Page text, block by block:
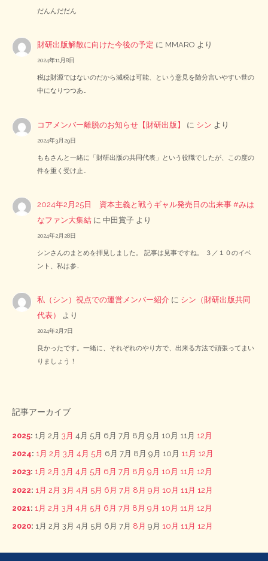
だんんだだん
財研出版解散に向けた今後の予定 に MMARO より
2024年11月8日
税は財源ではないのだから減税は可能、という意見を随分言いやすい世の
中になりつつあ…
コアメンバー離脱のお知らせ【財研出版】 に シン より
2024年3月29日
ももさんと一緒に「財研出版の共同代表」という役職でしたが、この度の
件を重く受け止…
2024年2月25日 資本主義と戦うギャル発売日の出来事 #みは
なファン大集結 に中田賞子 より
2024年2月28日
シンさんのまとめを拝見しました。 記事は見事ですね。 ３／１０のイベ
ント、私は参…
私（シン）視点での運営メンバー紹介 に シン（財研出版共同
代表）
より
2024年2月7日
良かったです。一緒に、それぞれのやり方で、出来る方法で頑張ってまい
りましょう！
記事アーカイブ
2025: 1月 2月 3月 4月 5月 6月 7月 8月 9月 10月 11月 12月
2024: 1月 2月 3月 4月 5月 6月 7月 8月 9月 10月 11月 12月
2023: 1月 2月 3月 4月 5月 6月 7月 8月 9月 10月 11月 12月
2022: 1月 2月 3月 4月 5月 6月 7月 8月 9月 10月 11月 12月
2021: 1月 2月 3月 4月 5月 6月 7月 8月 9月 10月 11月 12月
2020: 1月 2月 3月 4月 5月 6月 7月 8月 9月 10月 11月 12月